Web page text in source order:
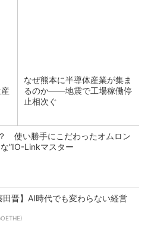
なぜ熊本に半導体産業が集ま
るのか――地震で工場稼働停
止相次ぐ
使い勝手にこだわったオムロン
”IO-Linkマスター
田晋】AI時代でも変わらない経営